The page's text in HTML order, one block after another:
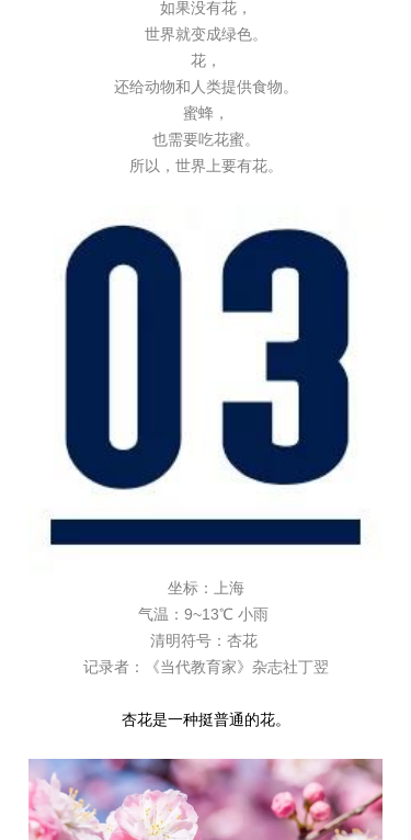
如果没有花，
世界就变成绿色。
花，
还给动物和人类提供食物。
蜜蜂，
也需要吃花蜜。
所以，世界上要有花。
坐标：上海
气温：9~13℃ 小雨
清明符号：杏花
记录者：《当代教育家》杂志社丁翌
杏花是一种挺普通的花。